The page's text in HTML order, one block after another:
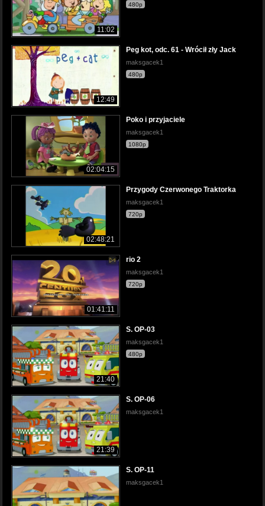
11:02
480p
12:49
Peg kot, odc. 61 - Wrócił zły Jack
maksgacek1
480p
02:04:15
Poko i przyjaciele
maksgacek1
1080p
02:48:21
Przygody Czerwonego Traktorka
maksgacek1
720p
01:41:11
rio 2
maksgacek1
720p
21:40
S. OP-03
maksgacek1
480p
21:39
S. OP-06
maksgacek1
S. OP-11
maksgacek1